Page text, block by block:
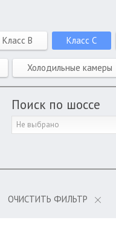
Класс B Класс C
Холодильные камеры
Поиск по шоссе
Не выбрано
ОЧИСТИТЬ ФИЛЬТР